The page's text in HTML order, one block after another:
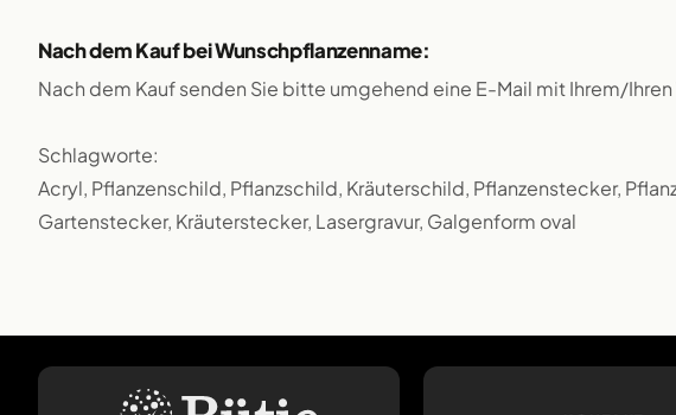
Nach dem Kauf bei Wunschpflanzenname:
Nach dem Kauf senden Sie bitte umgehend eine E-Mail mit Ihrem/
Schlagworte:
Acryl, Pflanzenschild, Pflanzschild, Kräuterschild, Pflanzenstecker,
Gartenstecker, Kräuterstecker, Lasergravur, Galgenform oval